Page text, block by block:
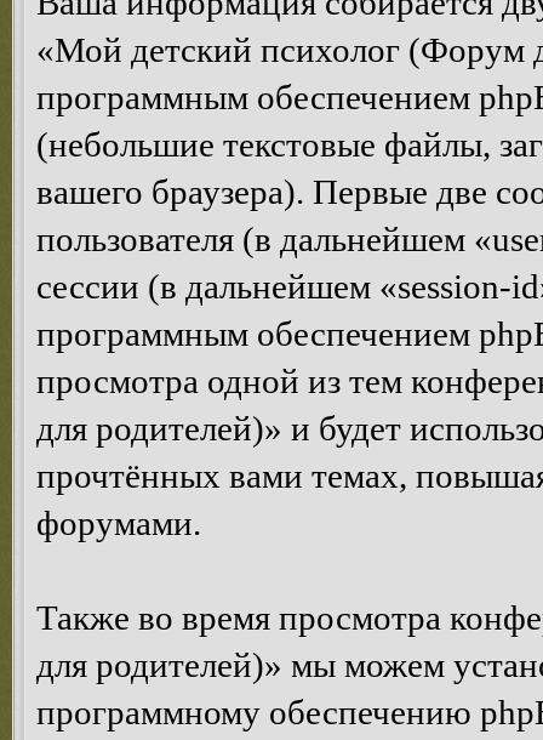
«Мой детский психолог (Форум
программным обеспечением
(небольшие текстовые файлы,
вашего браузера). Первые две
пользователя (в дальнейшем
сессии (в дальнейшем «session-
программным обеспечением
просмотра одной из тем
для родителей)» и будет
прочтённых вами темах,
форумами.
Также во время просмотра
для родителей)» мы можем
программному обеспечению